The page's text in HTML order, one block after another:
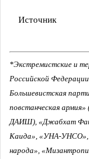
Источник
*Экстремистские и
Российской
Большевистская
повстанческая
ДАИШ), «Джабхат
Каида», «УНА-УНСО»,
народа»,